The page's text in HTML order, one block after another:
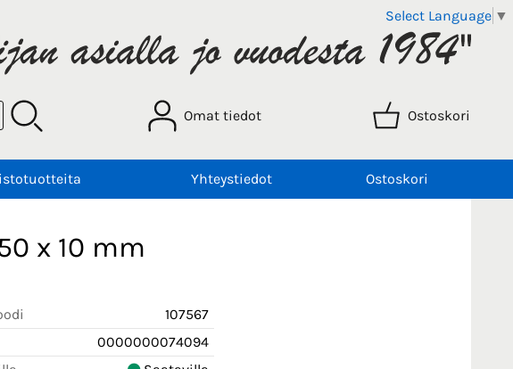
Select Language ▼
Omat tiedot Ostoskori
Yhteystiedot Ostoskori
x 10 mm
107567
0000000074094